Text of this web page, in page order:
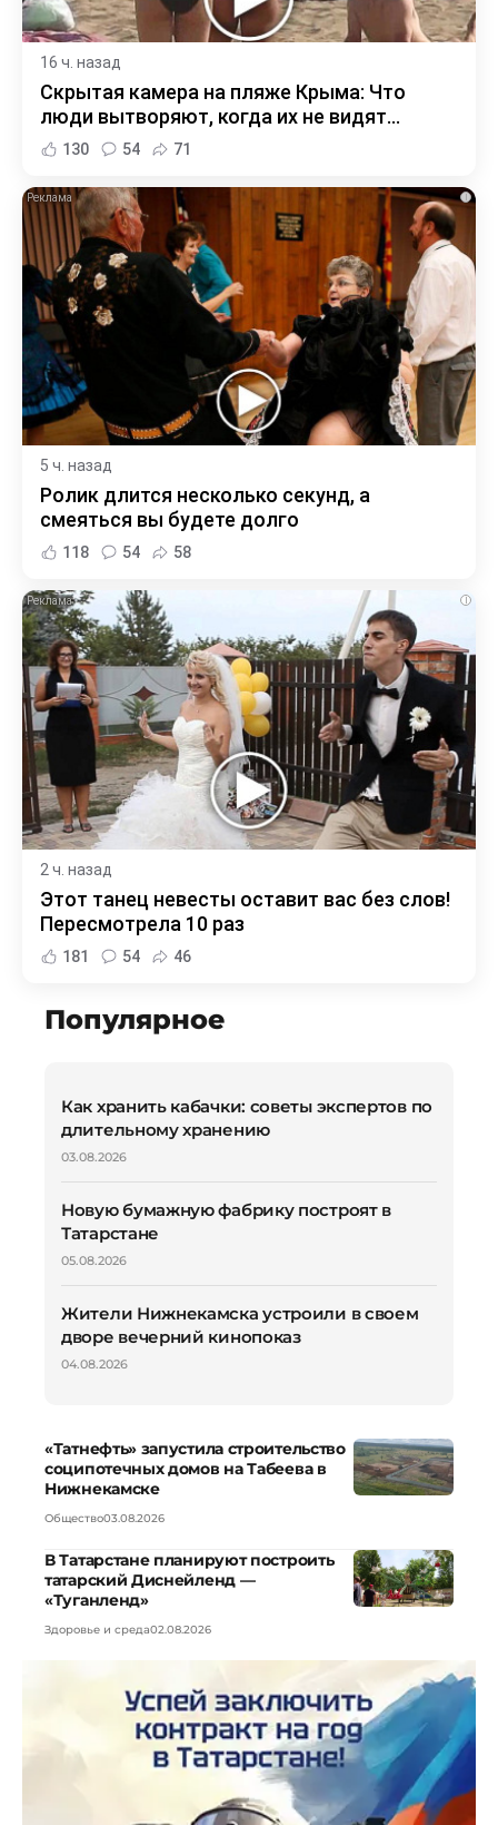
16 ч. назад
Скрытая камера на пляже Крыма: Что
люди вытворяют, когда их не видят...
130 54 71
i
5 ч. назад
Ролик длится несколько секунд, а
смеяться вы будете долго
118 54 58
i
2 ч. назад
Этот танец невесты оставит вас без слов!
Пересмотрела 10 раз
181 54 46
Популярное
Как хранить кабачки: советы экспертов по
длительному хранению
03.08.2026
Новую бумажную фабрику построят в
Татарстане
05.08.2026
Жители Нижнекамска устроили в своем
дворе вечерний кинопоказ
04.08.2026
«Татнефть» запустила строительство
соципотечных домов на Табеева в
Нижнекамске
Общество03.08.2026
В Татарстане планируют построить
татарский Диснейленд —
«Туганленд»
Здоровье и среда02.08.2026